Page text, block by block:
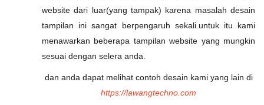
website dari luar(yang tampak) karena masalah desain
tampilan ini sangat berpengaruh sekali.untuk itu kami
menawarkan beberapa tampilan website yang mungkin
sesuai dengan selera anda.
dan anda dapat melihat contoh desain kami yang lain di
https://lawangtechno.com